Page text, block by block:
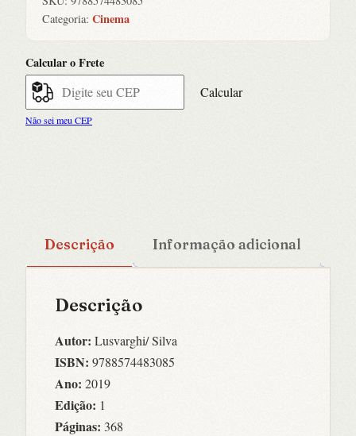
Brasileiras
de
1930
a
Categoria: Cinema
Calcular o Frete
Calcular
Não sei meu CEP
Descrição Informação adicional
Descrição
Autor: Lusvarghi/ Silva
ISBN: 9788574483085
Ano: 2019
Edição: 1
Páginas: 368